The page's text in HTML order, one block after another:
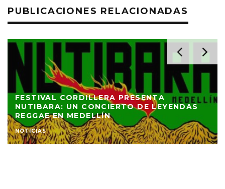
PUBLICACIONES RELACIONADAS
FESTIVAL CORDILLERA PRESENTA
NUTIBARA: UN CONCIERTO DE LEYENDAS
REGGAE EN MEDELLÍN
NOTICIAS